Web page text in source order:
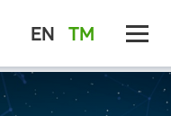
EN TM